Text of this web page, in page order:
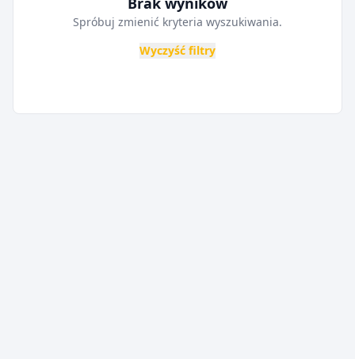
Spróbuj zmienić kryteria wyszukiwania.
Wyczyść filtry